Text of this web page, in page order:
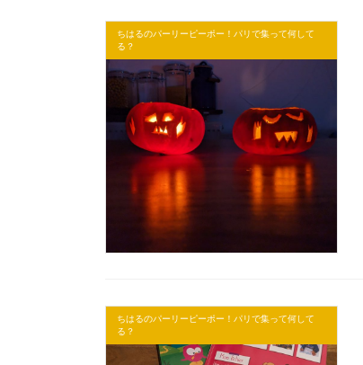
ちはるのパーリーピーポー！パリで集って何して
る？
ちはるのパーリーピーポー！パリで集って何して
る？